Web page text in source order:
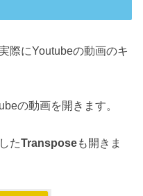
際にYoutubeの動画のキ
の動画を開きます。
たTransposeも開きま